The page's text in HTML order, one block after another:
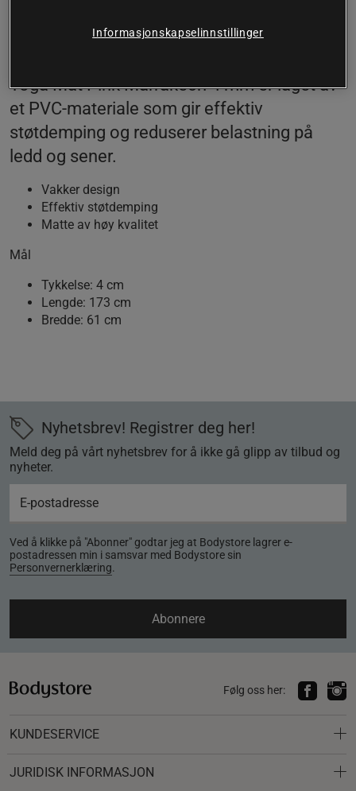
som gir komfort under alle øvelser som
Yoga Mat Pink Marrakech 4 mm er laget av
et PVC-materiale som gir effektiv
støtdemping og reduserer belastning på
ledd og sener.
Vakker design
Effektiv støtdemping
Matte av høy kvalitet
Mål
Tykkelse: 4 cm
Lengde: 173 cm
Bredde: 61 cm
Nyhetsbrev! Registrer deg her!
Meld deg på vårt nyhetsbrev for å ikke gå glipp av tilbud og
nyheter.
Ved å klikke på "Abonner" godtar jeg at Bodystore lagrer e-
postadressen min i samsvar med Bodystore sin
Personvernerklæring.
Abonnere
Følg oss her:
KUNDESERVICE
JURIDISK INFORMASJON
Informasjonskapselinnstillinger